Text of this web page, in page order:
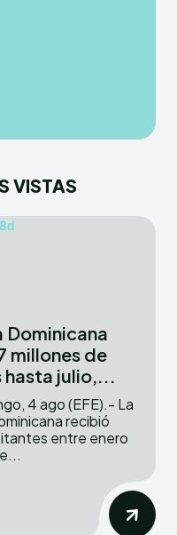
VISTAS
Dominicana
millones de
julio,...
4 ago (EFE).- La
recibió
entre enero